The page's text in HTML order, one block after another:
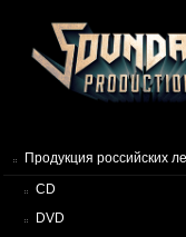
Продукция российских
CD
DVD